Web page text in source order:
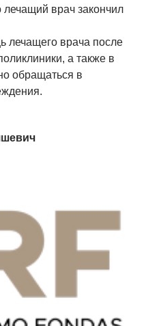
лечащий врач закончил
лечащего врача после
а также в
обращаться в